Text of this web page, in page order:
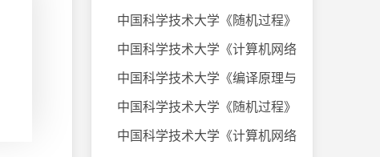
中国科学技术大学《随机过程》近几
中国科学技术大学《计算机网络》课
中国科学技术大学《编译原理与技术
中国科学技术大学《随机过程》课件
中国科学技术大学《计算机网络》20